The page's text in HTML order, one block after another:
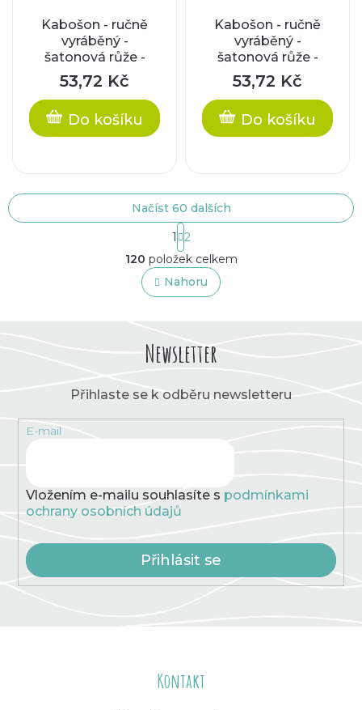
Kabošon - ručně
vyráběný -
šatonová růže -
tyrkysový opál
53,72 Kč
Do košíku
Kabošon - ručně
vyráběný -
šatonová růže -
fialkový opál
53,72 Kč
Do košíku
O
v
l
á
c
í
r
v
k
i
s
Načíst 60 dalších
S
t
r
á
n
k
n
í
1
2
120 položek celkem
Nahoru
Newsletter
Přihlaste se k odběru newsletteru
E-mail
Vložením e-mailu souhlasíte s podmínkami
ochrany osobních údajů
Přihlásit se
Kontakt